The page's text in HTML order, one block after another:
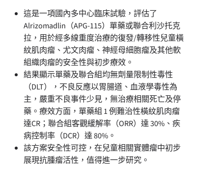
這是一項國內多中心臨床試驗，評估了
Alrizomadlin（APG-115）單藥或聯合利沙托克
拉，用於經多線重度治療的復發/轉移性兒童橫
紋肌肉瘤、尤文肉瘤、神經母細胞瘤及其他軟
組織肉瘤的安全性與初步療效。
結果顯示單藥及聯合組均無劑量限制性毒性
（DLT），不良反應以胃腸道、血液學毒性為
主，嚴重不良事件少見，無治療相關死亡及停
藥。療效方面，單藥組 1 例難治性橫紋肌肉瘤
達CR；聯合組客觀緩解率（ORR）達 30%、疾
病控制率（DCR）達 80%。
該方案安全性可控，在兒童相關實體瘤中初步
展現抗腫瘤活性，值得進一步研究。